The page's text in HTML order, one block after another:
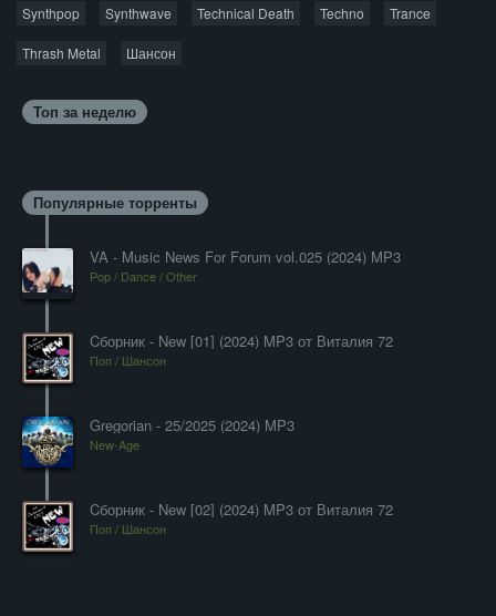
Synthpop Synthwave Technical Death Techno Trance
Thrash Metal Шансон
Топ за неделю
Популярные торренты
VA - Music News For Forum vol.025 (2024) MP3
Pop / Dance / Other
Cборник - New [01] (2024) MP3 от Виталия 72
Поп / Шансон
Gregorian - 25/2025 (2024) MP3
New-Age
Cборник - New [02] (2024) MP3 от Виталия 72
Поп / Шансон